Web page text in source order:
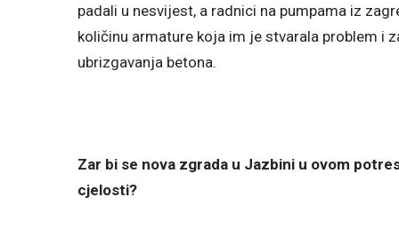
padali u nesvijest, a radnici na pumpama iz
količinu armature koja im je stvarala problem i
ubrizgavanja betona.
Zar bi se nova zgrada u Jazbini u ovom
cjelosti?